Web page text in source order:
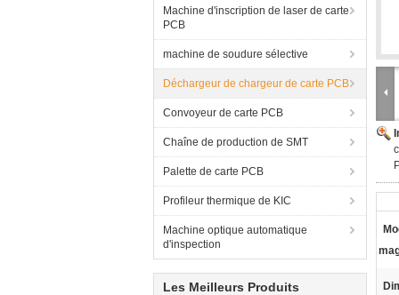
Machine d'inscription de laser de carte
PCB
machine de soudure sélective
Déchargeur de chargeur de carte PCB
Convoyeur de carte PCB
Chaîne de production de SMT
Palette de carte PCB
Profileur thermique de KIC
Machine optique automatique
d'inspection
Les Meilleurs Produits